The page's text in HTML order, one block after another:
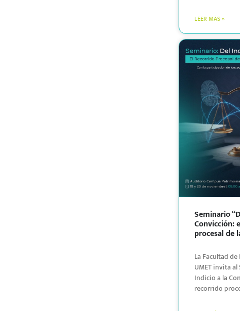
LEER MÁS »
Seminario
Convicción:
procesal de
La Facultad
UMET invita
Indicio a la
recorrido